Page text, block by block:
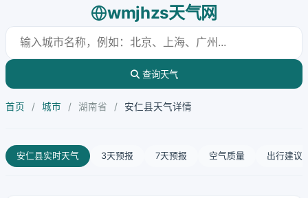
wmjhzs天气网
查询天气
首页 / 城市 / 湖南省 / 安仁县天气详情
安仁县实时天气 3天预报 7天预报 空气质量 出行建议